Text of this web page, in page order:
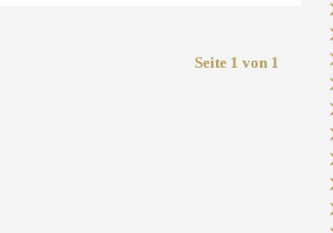
Seite 1 von 1